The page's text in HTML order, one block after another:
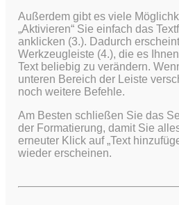
Außerdem gibt es viele
„Aktivieren“ Sie einfach das
anklicken (3.). Dadurch
Werkzeugleiste (4.), die es
Text beliebig zu verändern.
unteren Bereich der Leiste
noch weitere Befehle.
Am Besten schließen Sie das
der Formatierung, damit Sie
erneuter Klick auf „Text
wieder erscheinen.